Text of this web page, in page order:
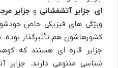
ای، جزایر آتشفشانی و جزایر
ویژگی های فیزیکی خاص
کشورهاشون هم تأثیرگذار بوده.
جزایر قاره ای هستند که
شناسی متنوعی دارند. جزایر